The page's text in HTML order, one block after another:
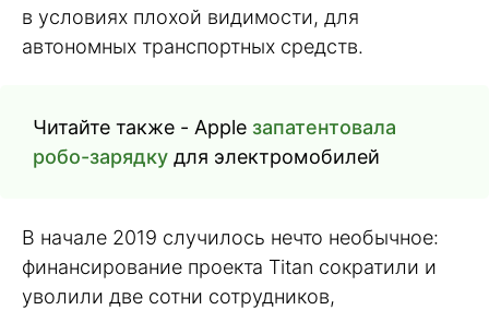
в условиях плохой видимости, для
автономных транспортных средств.
Читайте также - Apple запатентовала
робо-зарядку для электромобилей
В начале 2019 случилось нечто необычное:
финансирование проекта Titan сократили и
уволили две сотни сотрудников,